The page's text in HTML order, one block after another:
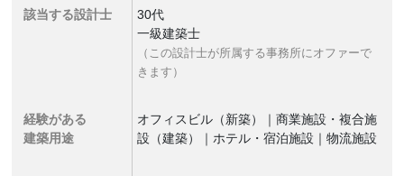
該当する設計士
30代
一級建築士
（この設計士が所属する事務所にオファーで
きます）
経験がある
建築用途
オフィスビル（新築）｜商業施設・複合施
設（建築）｜ホテル・宿泊施設｜物流施設